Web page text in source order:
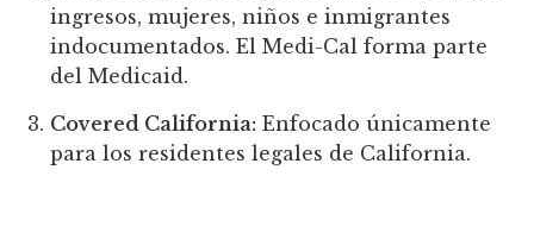
ingresos, mujeres, niños e inmigrantes
indocumentados. El Medi-Cal forma parte
del Medicaid.
Covered California: Enfocado únicamente
para los residentes legales de California.